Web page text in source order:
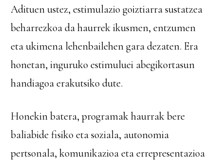
Adituen ustez, estimulazio goiztiarra sustatzea
beharrezkoa da haurrek ikusmen, entzumen
eta ukimena lehenbailehen gara dezaten. Era
honetan, inguruko estimuluei abegikortasun
handiagoa erakutsiko dute.
Honekin batera, programak haurrak bere
baliabide fisiko eta soziala, autonomia
pertsonala, komunikazioa eta errepresentazioa